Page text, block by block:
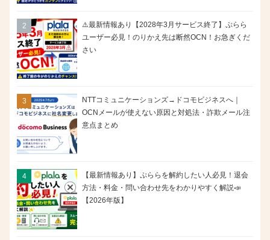
⚠️最新情報あり【2028年3月サービス終了】ぷらら
ユーザー必見！のりかえ先は断然OCN！お急ぎくだ
さい
NTTコミュニケーションズ→ドコモビジネスへ｜
OCNメールが使えない原因と対処法・詐欺メール注
意点まとめ
【最新情報あり】ぷららを解約したい人必見！退会
方法・料金・問い合わせ先をわかりやすく解説📣
【2026年版】